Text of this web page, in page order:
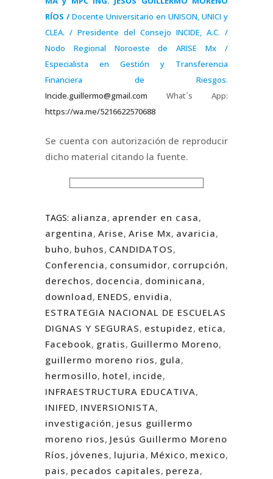
RÍOS /Docente Universitario en UNISON, UNICI y
CLEA. / Presidente del Consejo INCIDE, A.C. /
Nodo Regional Noroeste de ARISE Mx /
Especialista en Gestión y Transferencia
Financiera de Riesgos.
Incide.guillermo@gmail.com What´s App:
https://wa.me/5216622570688
Se cuenta con autorización de reproducir
dicho material citando la fuente.
TAGS: alianza, aprender en casa,
argentina, Arise, Arise Mx, avaricia,
buho, buhos, CANDIDATOS,
Conferencia, consumidor, corrupción,
derechos, docencia, dominicana,
download, ENEDS, envidia,
ESTRATEGIA NACIONAL DE ESCUELAS
DIGNAS Y SEGURAS, estupidez, etica,
Facebook, gratis, Guillermo Moreno,
guillermo moreno rios, gula,
hermosillo, hotel, incide,
INFRAESTRUCTURA EDUCATIVA,
INIFED, INVERSIONISTA,
investigación, jesus guillermo
moreno rios, Jesús Guillermo Moreno
Ríos, jóvenes, lujuria, México, mexico,
pais, pecados capitales, pereza,